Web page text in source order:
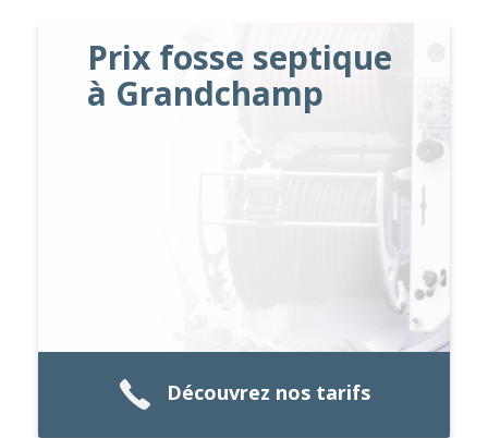
Prix fosse septique
à Grandchamp
Découvrez nos tarifs